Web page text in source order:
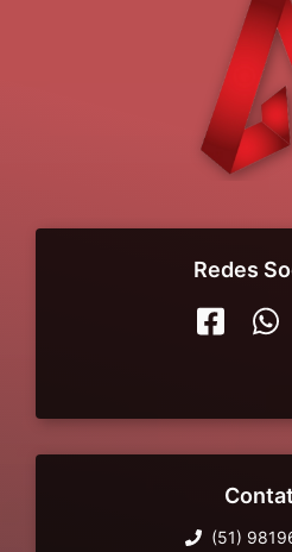
Redes
(51)